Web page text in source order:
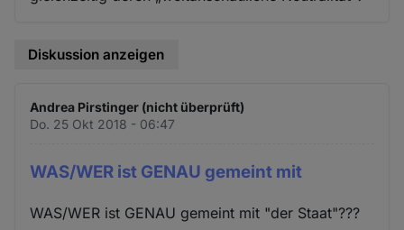
Diskussion anzeigen
Andrea Pirstinger (nicht überprüft)
Do. 25 Okt 2018 - 06:47
WAS/WER ist GENAU gemeint mit
WAS/WER ist GENAU gemeint mit "der Staat"???